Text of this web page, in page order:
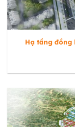
Hạ tầng đồng